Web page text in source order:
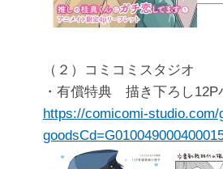
（２）コミコミスタジオ
・有償特典 描き下ろし12P
https://comicomi-studio.com/